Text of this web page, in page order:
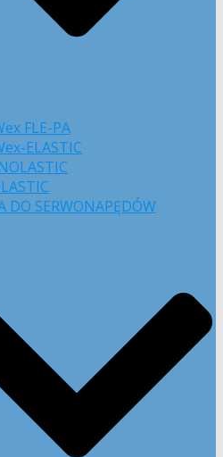
FLE-PA
ELASTIC
DO SERWONAPĘDÓW